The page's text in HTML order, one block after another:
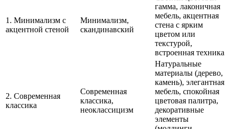
1. Минимализм с
акцентной стеной
Минимализм,
скандинавский
гамма, лаконичная
мебель, акцентная
стена с ярким
цветом или
текстурой,
встроенная техника
2. Современная
классика
Современная
классика,
неоклассицизм
Натуральные
материалы (дерево,
камень), элегантная
мебель, спокойная
цветовая палитра,
декоративные
элементы